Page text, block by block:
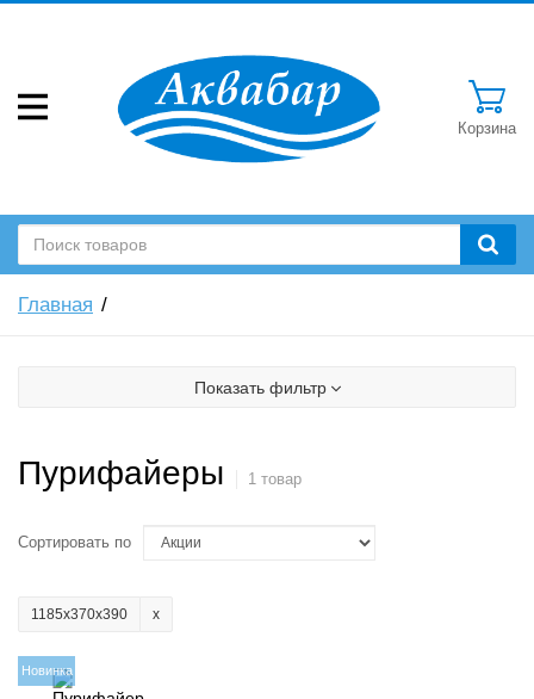
Корзина
Главная
Показать фильтр
Пурифайеры 1 товар
Сортировать по
1185х370х390
Новинка